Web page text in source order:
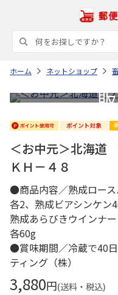
ホーム ネットショップ
＜お中元＞北海
ＫＨ－４８
●商品内容／熟成ロー
各2、熟成ビアシンケン
熟成あらびきウインナ
各60g
●賞味期間／冷蔵で40
ティング（株）
3,880円(送料・税込)